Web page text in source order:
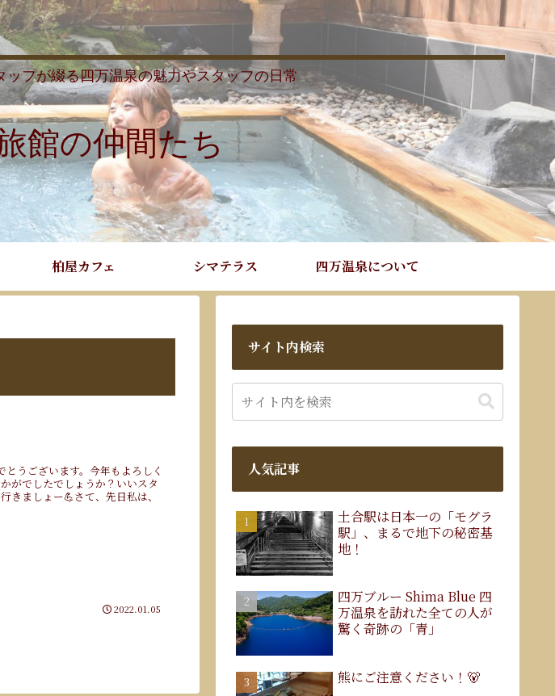
フが綴る四万温泉の魅力やスタッフの日常
館の仲間たち
柏屋カフェ シマテラス 四万温泉について
うございます。今年もよろしく
がでしたでしょうか？いいスタ
きましょー💪さて、先日私は、
2022.01.05
サイト内検索
人気記事
土合駅は日本一の「モグラ
駅」、まるで地下の秘密基
地！
四万ブルー Shima Blue 四
万温泉を訪れた全ての人が
驚く奇跡の「青」
熊にご注意ください！🐻